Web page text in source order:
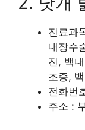
진료과
내장수
진, 백
조증,
전화번
주소 :